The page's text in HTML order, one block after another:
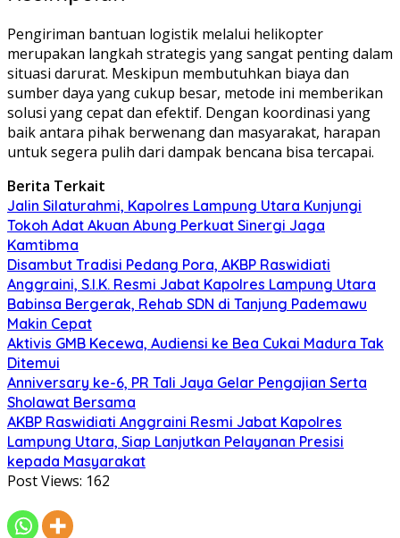
Pengiriman bantuan logistik melalui helikopter
merupakan langkah strategis yang sangat penting dalam
situasi darurat. Meskipun membutuhkan biaya dan
sumber daya yang cukup besar, metode ini memberikan
solusi yang cepat dan efektif. Dengan koordinasi yang
baik antara pihak berwenang dan masyarakat, harapan
untuk segera pulih dari dampak bencana bisa tercapai.
Berita Terkait
Jalin Silaturahmi, Kapolres Lampung Utara Kunjungi
Tokoh Adat Akuan Abung Perkuat Sinergi Jaga
Kamtibma
Disambut Tradisi Pedang Pora, AKBP Raswidiati
Anggraini, S.I.K. Resmi Jabat Kapolres Lampung Utara
Babinsa Bergerak, Rehab SDN di Tanjung Pademawu
Makin Cepat
Aktivis GMB Kecewa, Audiensi ke Bea Cukai Madura Tak
Ditemui
Anniversary ke-6, PR Tali Jaya Gelar Pengajian Serta
Sholawat Bersama
AKBP Raswidiati Anggraini Resmi Jabat Kapolres
Lampung Utara, Siap Lanjutkan Pelayanan Presisi
kepada Masyarakat
Post Views: 162